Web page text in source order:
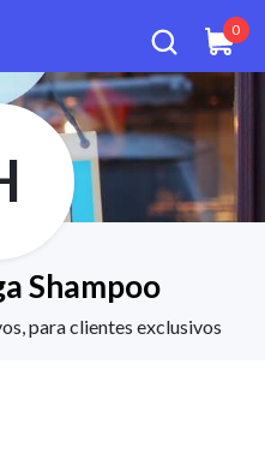
0
Shampoo
para clientes exclusivos